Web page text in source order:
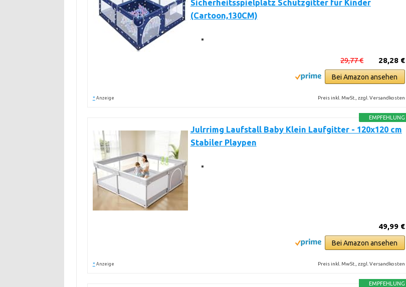
Sicherheitsspielplatz Schutzgitter für Kinder
(Cartoon,130CM)
28,28 €
29,77 €
Bei Amazon ansehen
* Anzeige Preis inkl. MwSt., zzgl. Versandkosten
EMPFEHLUNG
Julrrimg Laufstall Baby Klein Laufgitter - 120x120 cm
Stabiler Playpen
49,99 €
Bei Amazon ansehen
* Anzeige Preis inkl. MwSt., zzgl. Versandkosten
EMPFEHLUNG